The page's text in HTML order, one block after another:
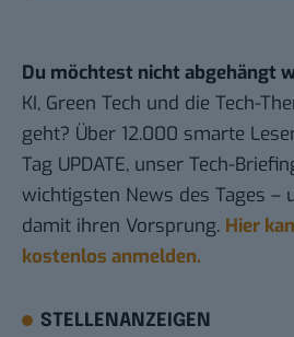
Du möchtest nicht abgehängt
KI, Green Tech und die Tech-
geht? Über 12.000 smarte
Tag UPDATE, unser Tech-
wichtigsten News des Tages –
damit ihren Vorsprung. Hier
kostenlos anmelden.
STELLENANZEIGEN